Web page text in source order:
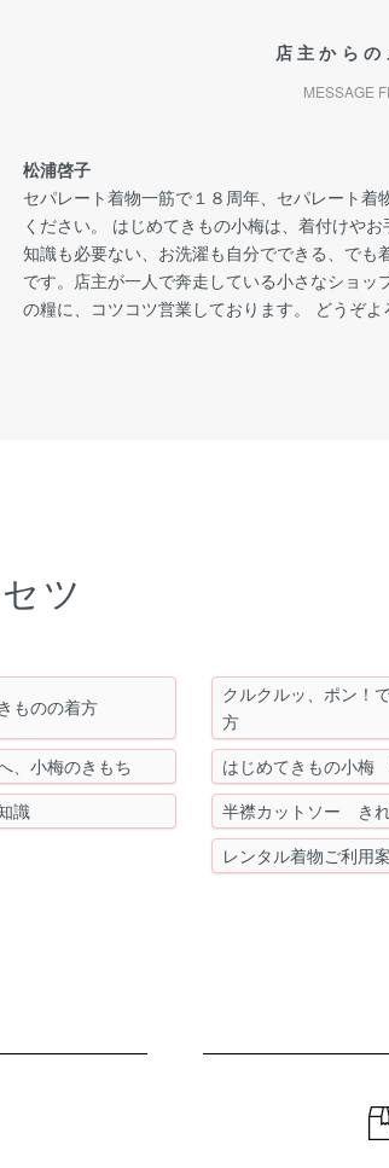
店主から
MESSAGE
松浦啓子
セパレート着物一筋で１８周年、セパレート
ください。 はじめてきもの小梅は、着付けや
知識も必要ない、お洗濯も自分でできる、で
です。店主が一人で奔走している小さなショ
の糧に、コツコツ営業しております。 どうぞよ
ツ
ものの着方
クルクルッ、ポン！
方
、小梅のきもち はじめてきもの小梅
識
半襟カットソー き
レンタル着物ご利用